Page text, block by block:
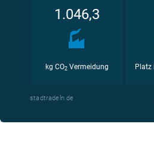
1.046,3
kg CO2Vermeidung Platz
stadtradeln.de